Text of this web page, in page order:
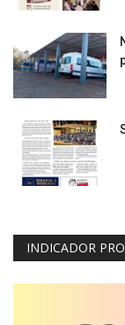
INDICADOR